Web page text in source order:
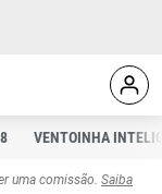
VENTOINHA
uma comissão. Saiba